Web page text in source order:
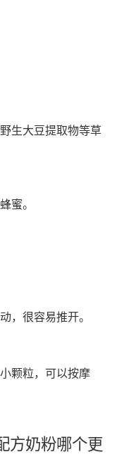
生大豆提取物等草
蜜。
，很容易推开。
颗粒，可以按摩
方奶粉哪个更